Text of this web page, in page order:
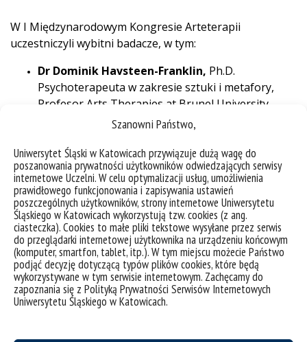
Szanowni Państwo,
Uniwersytet Śląski w Katowicach przywiązuje dużą wagę do
poszanowania prywatności użytkowników odwiedzających serwisy
internetowe Uczelni. W celu optymalizacji usług, umożliwienia
prawidłowego funkcjonowania i zapisywania ustawień
poszczególnych użytkowników, strony internetowe Uniwersytetu
Śląskiego w Katowicach wykorzystują tzw. cookies (z ang.
ciasteczka). Cookies to małe pliki tekstowe wysyłane przez serwis
do przeglądarki internetowej użytkownika na urządzeniu końcowym
(komputer, smartfon, tablet, itp.). W tym miejscu możecie Państwo
podjąć decyzję dotyczącą typów plików cookies, które będą
wykorzystywane w tym serwisie internetowym. Zachęcamy do
zapoznania się z Polityką Prywatności Serwisów Internetowych
Uniwersytetu Śląskiego w Katowicach.
W I Międzynarodowym Kongresie Arteterapii
uczestniczyli wybitni badacze, w tym:
Dr Dominik Havsteen-Franklin, Ph.D.
Psychoterapeuta w zakresie sztuki i metafory,
Profesor Arts Therapies at Brunel University,
Kierownik International Centre for Arts
North West London NHS Foundation Trust,
Wiceprezydent The European Federation of Art
Therapy Członek Council for the British
Association of Art Therapists
Profesor Marián López Fernández Cao
Chair European Consortium For Arts Therapies
Education, University Complutense of Madrid,
Faculty of Education Arts, Languages and Physical
Education, badaczka, specjalizująca się w sztuce,
feminizmie, arteterapii i integracji społecznej